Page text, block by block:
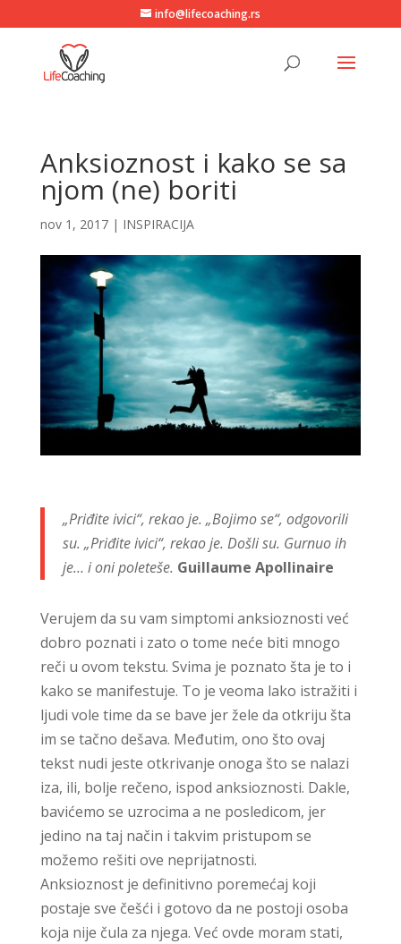
info@lifecoaching.rs
Anksioznost i kako se sa
njom (ne) boriti
nov 1, 2017| INSPIRACIJA
„Priđite ivici“, rekao je. „Bojimo se“, odgovorili
su. „Priđite ivici“, rekao je. Došli su. Gurnuo ih
je… i oni poleteše. Guillaume Apollinaire
Verujem da su vam simptomi anksioznosti već
dobro poznati i zato o tome neće biti mnogo
reči u ovom tekstu. Svima je poznato šta je to i
kako se manifestuje. To je veoma lako istražiti i
ljudi vole time da se bave jer žele da otkriju šta
im se tačno dešava. Međutim, ono što ovaj
tekst nudi jeste otkrivanje onoga što se nalazi
iza, ili, bolje rečeno, ispod anksioznosti. Dakle,
bavićemo se uzrocima a ne posledicom, jer
jedino na taj način i takvim pristupom se
možemo rešiti ove neprijatnosti.
Anksioznost je definitivno poremećaj koji
postaje sve češći i gotovo da ne postoji osoba
koja nije čula za njega. Već ovde moram stati,